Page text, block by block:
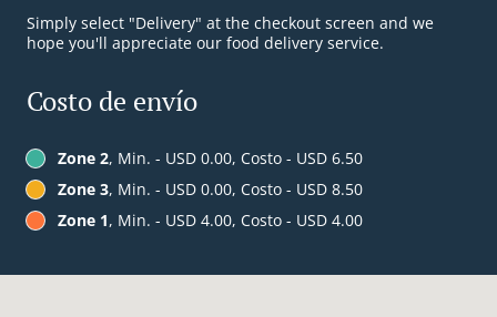
Simply select "Delivery" at the checkout screen and we
hope you'll appreciate our food delivery service.
Costo de envío
Zone 2, Min. - USD 0.00, Costo - USD 6.50
Zone 3, Min. - USD 0.00, Costo - USD 8.50
Zone 1, Min. - USD 4.00, Costo - USD 4.00